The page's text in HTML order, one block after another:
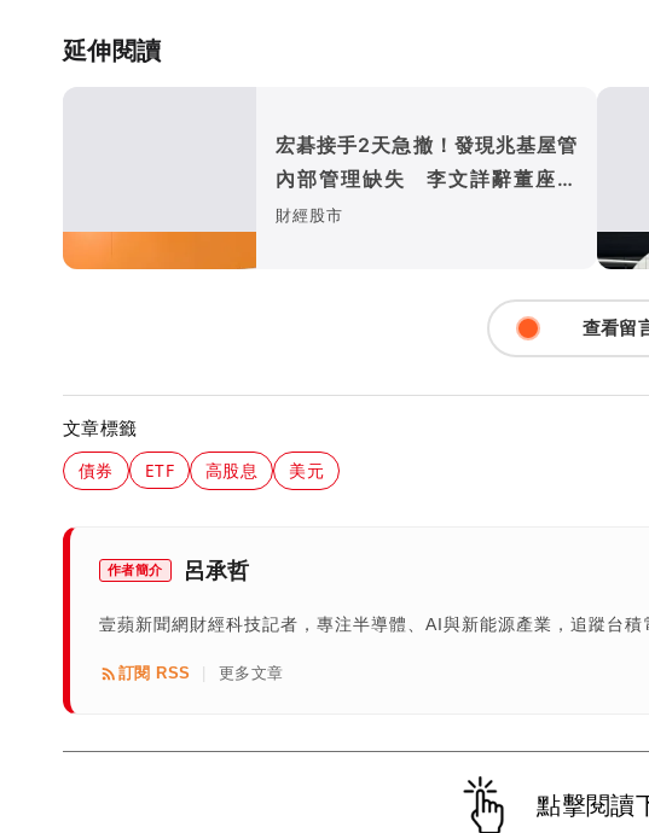
延伸閱讀
宏碁接手2天急撤！發現兆基屋管
內部管理缺失 李文詳辭董座、
總經理
財經股市
查看留
文章標籤
債券 ETF 高股息 美元
作者簡介 呂承哲
壹蘋新聞網財經科技記者，專注半導體、AI與新能源產業，追蹤台
訂閱 RSS 更多文章
點擊閱讀